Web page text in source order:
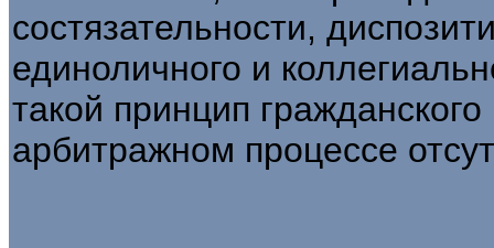
состязательности,
единоличного и
такой принцип
арбитражном процессе